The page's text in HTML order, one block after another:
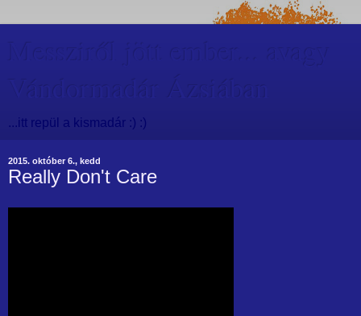
Messziről jött ember... avagy
Vándormadár Ázsiában
...itt repül a kismadár :) :)
2015. október 6., kedd
Really Don't Care